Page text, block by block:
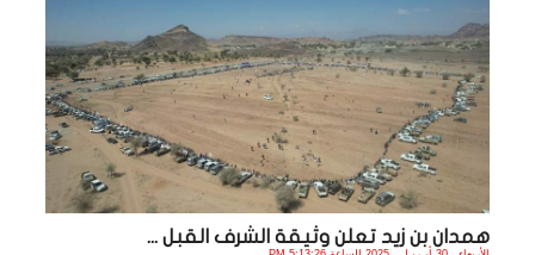
همدان بن زيد تعلن وثيقة الشرف القبل ...